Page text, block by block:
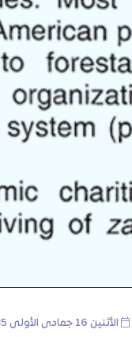
الأثنين 16 جمادى الأولى 1435هـ 17 مارس 2014م